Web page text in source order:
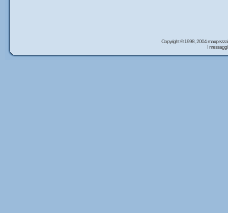
Copyright © 1998, 2004
I